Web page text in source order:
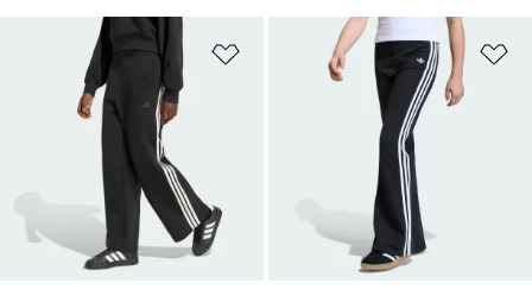
Favori Listesine Ekle